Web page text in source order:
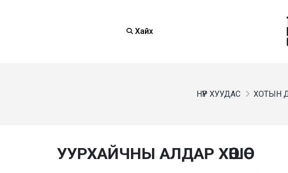
Хайх
НҮҮР ХУУДАС ХОТЫН
УУРХАЙЧНЫ АЛДАР ХӨШӨӨ